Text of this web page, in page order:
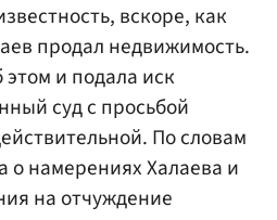
вскоре, как
продал недвижимость.
и подала иск
суд с просьбой
По словам
о намерениях Халаева и
на отчуждение